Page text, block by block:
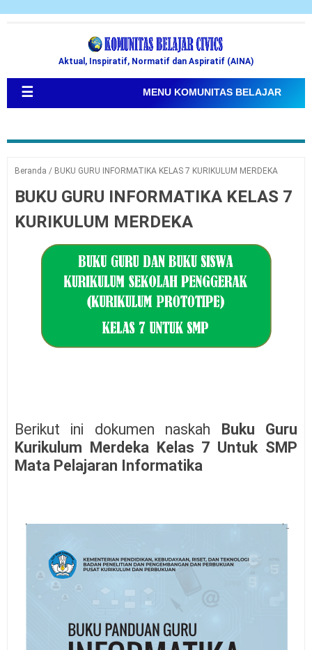
Aktual, Inspiratif, Normatif dan Aspiratif (AINA)
☰ MENU KOMUNITAS BELAJAR
Beranda / BUKU GURU INFORMATIKA KELAS 7 KURIKULUM MERDEKA
BUKU GURU INFORMATIKA KELAS 7
KURIKULUM MERDEKA
Berikut ini dokumen naskah Buku Guru
Kurikulum Merdeka Kelas 7 Untuk SMP
Mata Pelajaran Informatika